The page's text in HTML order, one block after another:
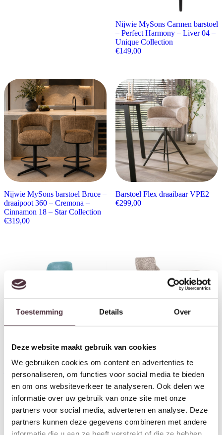
Toestemming Details Over
Deze website maakt gebruik van cookies
We gebruiken cookies om content en advertenties te
personaliseren, om functies voor social media te bieden
en om ons websiteverkeer te analyseren. Ook delen we
informatie over uw gebruik van onze site met onze
partners voor social media, adverteren en analyse. Deze
partners kunnen deze gegevens combineren met andere
Nijwie MySons Carmen barstoel
– Perfect Harmony – Liver 04 –
Unique Collection
€149,00
Nijwie MySons barstoel Bruce –
draaipoot 360 – Cremona –
Cinnamon 18 – Star Collection
€319,00
Barstoel Flex draaibaar VPE2
€299,00
By-Boo Bar chair Seashell high
– blue
Richmond Interiors Barstoel
Bolton natural geo (Set of 2)
619,00